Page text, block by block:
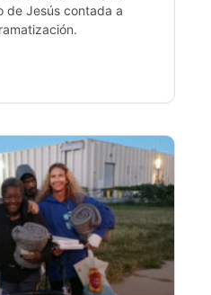
de Jesús contada a